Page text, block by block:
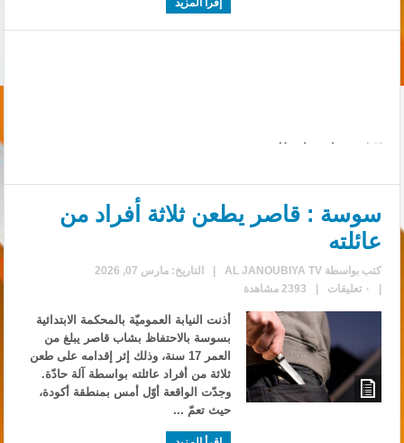
إقرأ المزيد
ﺳﻮﺳﺔ : ﻗﺎﺻﺮ ﻳﻄﻌﻦ ﺛﻼﺛﺔ ﺃﻓﺮﺍﺩ ﻣﻦ
ﻋﺎﺋﻠﺘﻪ
كتب بواسطةAL JANOUBIYA TV
|
التاريخ: مارس 07, 2026
|
٠ تعليقات | 2393 مشاهدة
أذنت النيابة العموميّة بالمحكمة الابتدائية
بسوسة بالاحتفاظ بشاب قاصر يبلغ من
العمر 17 سنة، وذلك إثر إقدامه على طعن
ثلاثة من أفراد عائلته بواسطة آلة حادّة.
وجدّت الواقعة أوّل أمس بمنطقة أكودة،
حيث تعمّ ...